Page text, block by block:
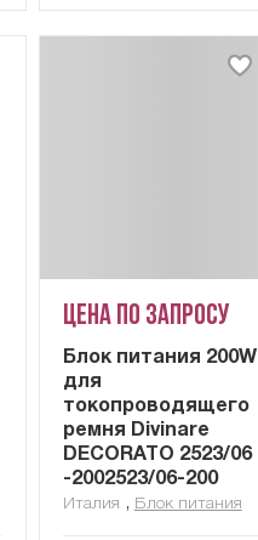
Цена по запросу
Блок питания 200W
для
токопроводящего
ремня Divinare
DECORATO 2523/06
-2002523/06-200
Италия , Блок питания